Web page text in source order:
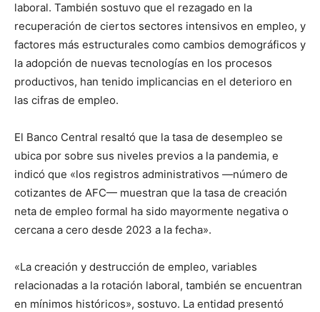
laboral. También sostuvo que el rezagado en la
recuperación de ciertos sectores intensivos en empleo, y
factores más estructurales como cambios demográficos y
la adopción de nuevas tecnologías en los procesos
productivos, han tenido implicancias en el deterioro en
las cifras de empleo.
El Banco Central resaltó que la tasa de desempleo se
ubica por sobre sus niveles previos a la pandemia, e
indicó que «los registros administrativos —número de
cotizantes de AFC— muestran que la tasa de creación
neta de empleo formal ha sido mayormente negativa o
cercana a cero desde 2023 a la fecha».
«La creación y destrucción de empleo, variables
relacionadas a la rotación laboral, también se encuentran
en mínimos históricos», sostuvo. La entidad presentó